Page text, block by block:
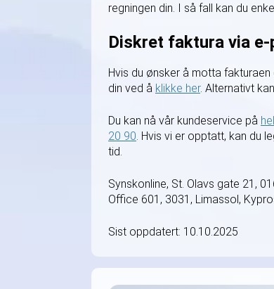
regningen din. I så fall kan du
Diskret faktura via
Hvis du ønsker å motta
din ved å klikke her. Alternativt
Du kan nå vår kundeservice på
20 90. Hvis vi er opptatt, kan du
tid.
Synskonline, St. Olavs gate 21,
Office 601, 3031, Limassol,
Sist oppdatert: 10.10.2025